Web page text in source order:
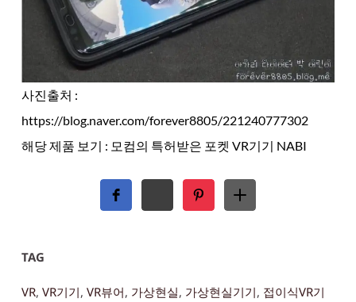
사진출처 :
https://blog.naver.com/forever8805/221240777302
해당 제품 보기 : 모컴의 특허받은 포켓 VR기기 NABI
TAG
VR, VR기기, VR뷰어, 가상현실, 가상현실기기, 접이식VR기